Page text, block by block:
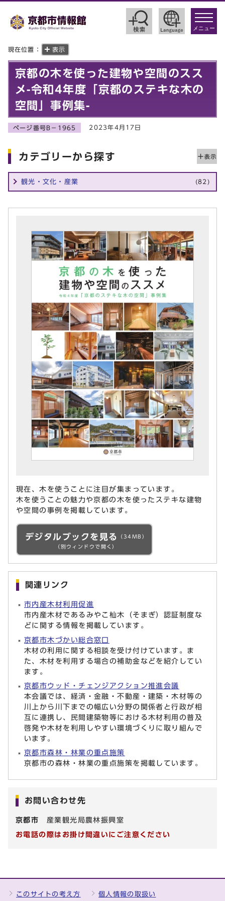
toggle
メニュー
現在位置： 表示
京都の木を使った建物や空間のスス
メ-令和4年度「京都のステキな木の
空間」事例集-
ページ番号B－1965 2023年4月17日
カテゴリーから探す
観光・文化・産業 (82)
現在、木を使うことに注目が集まっています。
木を使うことの魅力や京都の木を使ったステキな建物
や空間の事例を掲載しています。
デジタルブックを見る
（34MB）
（別ウィンドウで開く）
関連リンク
市内産木材利用促進
市内産木材であるみやこ杣木（そまぎ）認証制度な
どに関する情報を掲載しています。
京都市木づかい総合窓口
木材の利用に関する相談を受け付けています。ま
た、木材を利用する場合の補助金などを紹介してい
ます。
京都市ウッド・チェンジアクション推進会議
本会議では、経済・金融・不動産・建築・木材等の
川上から川下までの幅広い分野の関係者と行政が相
互に連携し、民間建築物等における木材利用の普及
啓発や木材を利用しやすい環境づくりに取り組んで
います。
京都市森林・林業の重点施策
京都市の森林・林業の重点施策を掲載しています。
お問い合わせ先
京都市 産業観光局農林振興室
お電話の際はお掛け間違いにご注意ください
このサイトの考え方 個人情報の取扱い